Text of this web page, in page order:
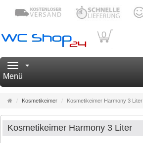
0
Navigation
Menü
Startseite
Kosmetikeimer Kosmetikeimer Harmony 3 Liter
Kosmetikeimer Harmony 3 Liter